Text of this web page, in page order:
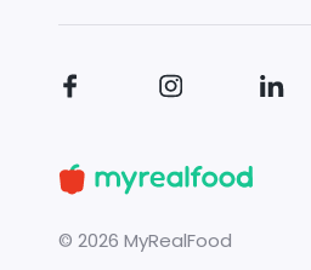
© 2026 MyRealFood